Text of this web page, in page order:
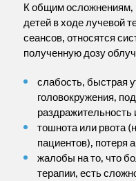
К общим осложнениям,
детей в ходе лучевой
сеансов, относятся
полученную дозу
слабость, быстрая
головокружения,
раздражительность
тошнота или рвота
пациентов), потеря
жалобы на то, что
терапии, есть